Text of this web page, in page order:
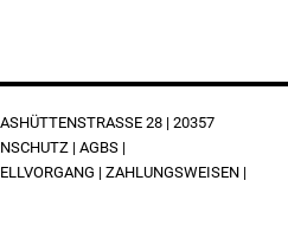
28 | 20357 H
|AGBS |
|ZAHLUNGSWEISEN |